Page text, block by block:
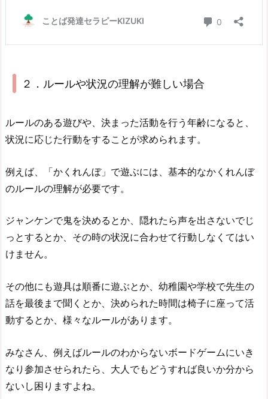
２．ルールや状況の理解が難しい場合
ルールのある遊びや、決まった活動を行う年齢になると、
状況に応じた行動をすることが求められます。
例えば、「かくれんぼ」で遊ぶには、基本的なかくれんぼ
のルールの理解が必要です。
ジャンケンで鬼を決めるとか、隠れたら声を出さないでじ
っとするとか、その時の状況に合わせて行動しなくてはい
けません。
その他にも遊具は順番に遊ぶとか、幼稚園や学校で先生の
話を最後まで聞くとか、決められた時間は椅子に座って活
動するとか、様々なルールがあります。
みなさん、例えばルールのわからないボードゲームにいき
なり参加させられたら、大人でもどうすれば良いか分から
ないし困りますよね。